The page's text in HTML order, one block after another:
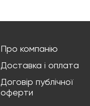
Про компанію
Доставка і оплата
Договір публічної
оферти